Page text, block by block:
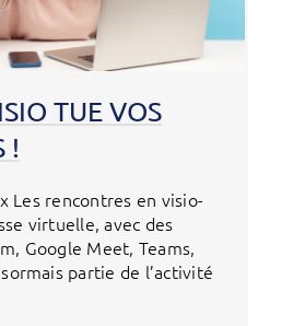
TUE VOS
!
Les rencontres en visio-
virtuelle, avec des
Google Meet, Teams,
partie de l’activité